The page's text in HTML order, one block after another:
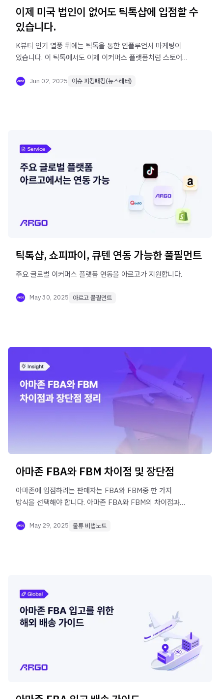
이제 미국 법인이 없어도 틱톡샵에 입점할 수
있습니다.
K뷰티 인기 열풍 뒤에는 틱톡을 통한 인플루언서 마케팅이
있습니다. 이 틱톡에서도 이제 이커머스 플랫폼처럼 스토어를
솔루션이 출시되었습니다.
Jun 02, 2025 이슈 피킹패킹(뉴스레터)
틱톡샵, 쇼피파이, 큐텐 연동 가능한 풀필먼트
주요 글로벌 이커머스 플랫폼 연동을 아르고가 지원합니다.
May 30, 2025 아르고 풀필먼트
아마존 FBA와 FBM 차이점 및 장단점
아마존에 입점하려는 판매자는 FBA와 FBM중 한 가지
방식을 선택해야 합니다. 아마존 FBA와 FBM의 차이점과
May 29, 2025 물류 비법노트